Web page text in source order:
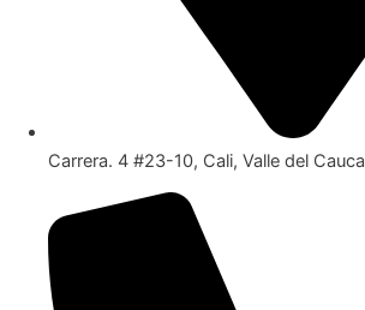
Carrera. 4 #23-10, Cali, Valle del Cauca